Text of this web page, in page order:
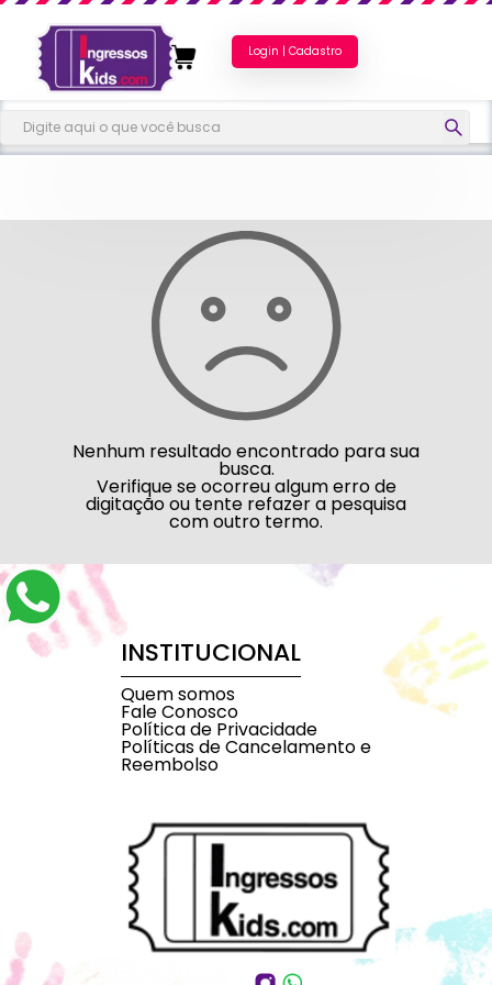
Login | Cadastro
Nenhum resultado encontrado para sua
busca.
Verifique se ocorreu algum erro de
digitação ou tente refazer a pesquisa
com outro termo.
INSTITUCIONAL
Quem somos
Fale Conosco
Política de Privacidade
Políticas de Cancelamento e
Reembolso